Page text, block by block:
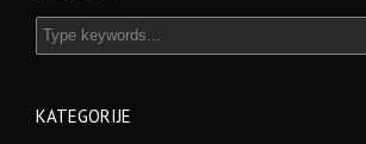
KATEGORIJE